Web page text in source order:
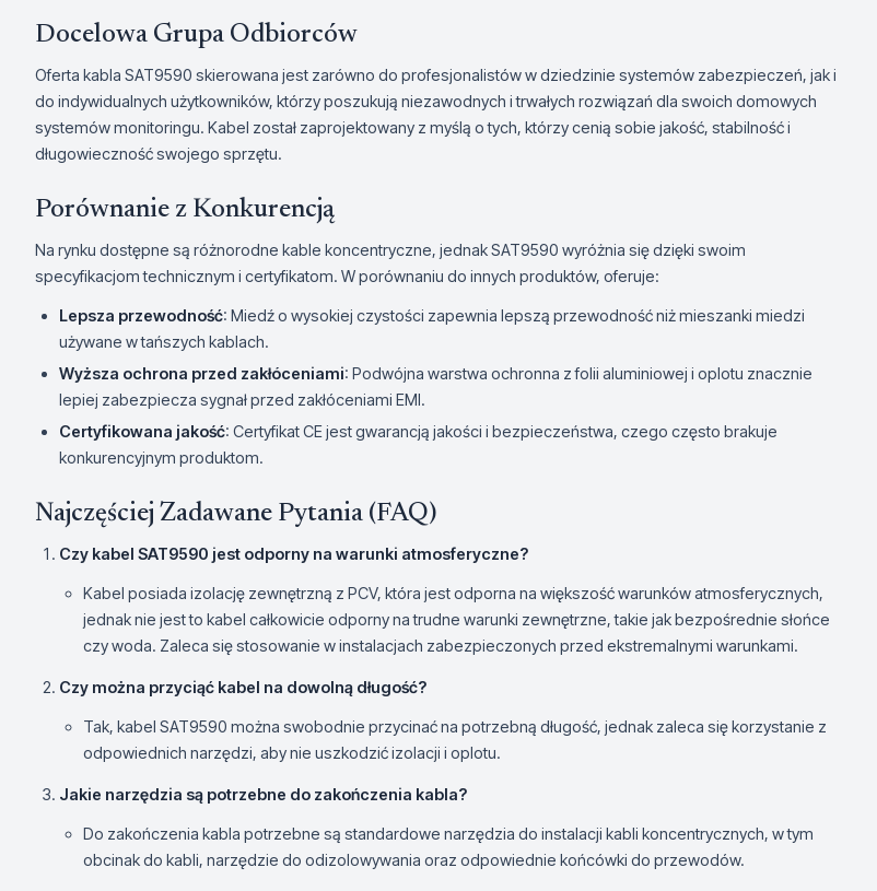
Docelowa Grupa Odbiorców
Oferta kabla SAT9590 skierowana jest zarówno do profesjonalistów w dziedzinie systemów zabezpieczeń, jak i
do indywidualnych użytkowników, którzy poszukują niezawodnych i trwałych rozwiązań dla swoich domowych
systemów monitoringu. Kabel został zaprojektowany z myślą o tych, którzy cenią sobie jakość, stabilność i
długowieczność swojego sprzętu.
Porównanie z Konkurencją
Na rynku dostępne są różnorodne kable koncentryczne, jednak SAT9590 wyróżnia się dzięki swoim
specyfikacjom technicznym i certyfikatom. W porównaniu do innych produktów, oferuje:
Lepsza przewodność: Miedź o wysokiej czystości zapewnia lepszą przewodność niż mieszanki miedzi
używane w tańszych kablach.
Wyższa ochrona przed zakłóceniami: Podwójna warstwa ochronna z folii aluminiowej i oplotu znacznie
lepiej zabezpiecza sygnał przed zakłóceniami EMI.
Certyfikowana jakość: Certyfikat CE jest gwarancją jakości i bezpieczeństwa, czego często brakuje
konkurencyjnym produktom.
Najczęściej Zadawane Pytania (FAQ)
Czy kabel SAT9590 jest odporny na warunki atmosferyczne?
Kabel posiada izolację zewnętrzną z PCV, która jest odporna na większość warunków atmosferycznych,
jednak nie jest to kabel całkowicie odporny na trudne warunki zewnętrzne, takie jak bezpośrednie słońce
czy woda. Zaleca się stosowanie w instalacjach zabezpieczonych przed ekstremalnymi warunkami.
Czy można przyciąć kabel na dowolną długość?
Tak, kabel SAT9590 można swobodnie przycinać na potrzebną długość, jednak zaleca się korzystanie z
odpowiednich narzędzi, aby nie uszkodzić izolacji i oplotu.
Jakie narzędzia są potrzebne do zakończenia kabla?
Do zakończenia kabla potrzebne są standardowe narzędzia do instalacji kabli koncentrycznych, w tym
obcinak do kabli, narzędzie do odizolowywania oraz odpowiednie końcówki do przewodów.